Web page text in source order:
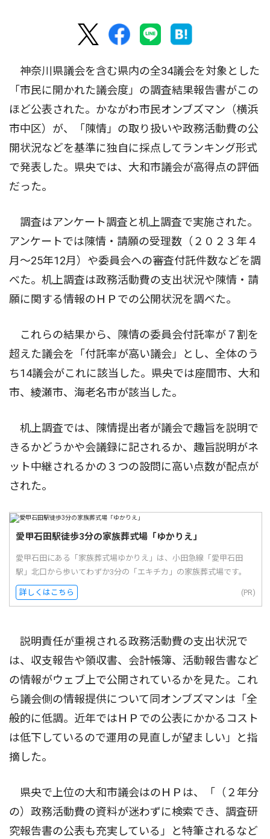
神奈川県議会を含む県内の全34議会を対象とした
「市民に開かれた議会度」の調査結果報告書がこの
ほど公表された。かながわ市民オンブズマン（横浜
市中区）が、「陳情」の取り扱いや政務活動費の公
開状況などを基準に独自に採点してランキング形式
で発表した。県央では、大和市議会が高得点の評価
だった。
調査はアンケート調査と机上調査で実施された。
アンケートでは陳情・請願の受理数（２０２３年４
月〜25年12月）や委員会への審査付託件数などを調
べた。机上調査は政務活動費の支出状況や陳情・請
願に関する情報のＨＰでの公開状況を調べた。
これらの結果から、陳情の委員会付託率が７割を
超えた議会を「付託率が高い議会」とし、全体のう
ち14議会がこれに該当した。県央では座間市、大和
市、綾瀬市、海老名市が該当した。
机上調査では、陳情提出者が議会で趣旨を説明で
きるかどうかや会議録に記されるか、趣旨説明がネ
ット中継されるかの３つの設問に高い点数が配点が
された。
愛甲石田駅徒歩3分の家族葬式場「ゆかりえ」
愛甲石田にある「家族葬式場ゆかりえ」は、小田急線「愛甲石田
駅」北口から歩いてわずか3分の「エキチカ」の家族葬式場です。
詳しくはこちら (PR)
説明責任が重視される政務活動費の支出状況で
は、収支報告や領収書、会計帳簿、活動報告書など
の情報がウェブ上で公開されているかを見た。これ
ら議会側の情報提供について同オンブズマンは「全
般的に低調。近年ではＨＰでの公表にかかるコスト
は低下しているので運用の見直しが望ましい」と指
摘した。
県央で上位の大和市議会はのＨＰは、「（２年分
の）政務活動費の資料が迷わずに検索でき、調査研
究報告書の公表も充実している」と特筆されるなど